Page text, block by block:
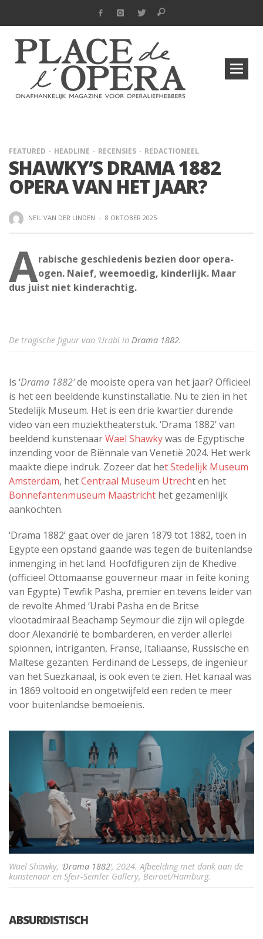
FEATURED HEADLINE RECENSIES REDACTIONEEL
SHAWKY’S DRAMA 1882
OPERA VAN HET JAAR?
NEIL VAN DER LINDEN · 8 OKTOBER 2025
Arabische geschiedenis bezien door opera-
ogen. Naief, weemoedig, kinderlijk. Maar
dus juist niet kinderachtig.
De tragische figuur van ‘Urabi in Drama 1882.
Is ‘Drama 1882′de mooiste opera van het jaar? Officieel
is het een beeldende kunstinstallatie. Nu te zien in het
Stedelijk Museum. Het is een drie kwartier durende
video van een muziektheaterstuk. ‘Drama 1882’ van
beeldend kunstenaarWael Shawkywas de Egyptische
inzending voor de Biënnale van Venetië 2024. Het werk
maakte diepe indruk. Zozeer dat het Stedelijk Museum
Amsterdam, hetCentraal Museum Utrecht en het
Bonnefantenmuseum Maastricht het gezamenlijk
aankochten.
‘Drama 1882’ gaat over de jaren 1879 tot 1882, toen in
Egypte een opstand gaande was tegen de buitenlandse
inmenging in het land. Hoofdfiguren zijn de Khedive
(officieel Ottomaanse gouverneur maar in feite koning
van Egypte) Tewfik Pasha, premier en tevens leider van
de revolte Ahmed ‘Urabi Pasha en de Britse
vlootadmiraal Beachamp Seymour die zijn wil oplegde
door Alexandrië te bombarderen, en verder allerlei
spionnen, intriganten, Franse, Italiaanse, Russische en
Maltese gezanten. Ferdinand de Lesseps, de ingenieur
van het Suezkanaal, is ook even te zien. Het kanaal was
in 1869 voltooid en ongetwijfeld een reden te meer
voor buitenlandse bemoeienis.
Wael Shawky, ‘Drama 1882‘, 2024. Afbeelding met dank aan de
kunstenaar en Sfeir-Semler Gallery, Beiroet/Hamburg.
ABSURDISTISCH